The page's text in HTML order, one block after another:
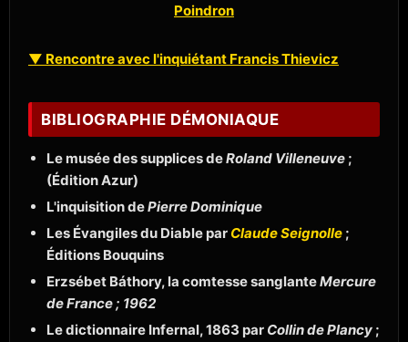
Poindron
▼ Rencontre avec l'inquiétant Francis Thievicz
BIBLIOGRAPHIE DÉMONIAQUE
Le musée des supplices deRoland Villeneuve ;
(Édition Azur)
L'inquisition dePierre Dominique
Les Évangiles du Diable par Claude Seignolle ;
Éditions Bouquins
Erzsébet Báthory, la comtesse sanglanteMercure
de France ; 1962
Le dictionnaire Infernal, 1863 par Collin de Plancy ;